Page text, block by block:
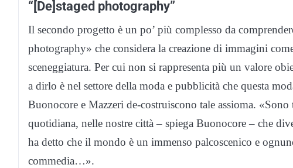
“[De]staged photography”
Il secondo progetto è un po’ più complesso da
photography» che considera la creazione di immagini
sceneggiatura. Per cui non si rappresenta più un valore
a dirlo è nel settore della moda e pubblicità che questa
Buonocore e Mazzeri de-costruiscono tale assioma.
quotidiana, nelle nostre città – spiega Buonocore – che
ha detto che il mondo è un immenso palcoscenico e
commedia…».